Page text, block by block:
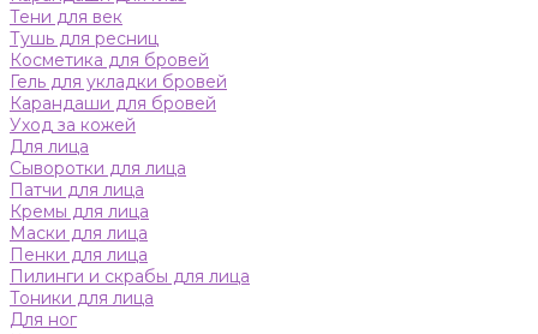
Тени для век
Тушь для ресниц
Косметика для бровей
Гель для укладки бровей
Карандаши для бровей
Уход за кожей
Для лица
Сыворотки для лица
Патчи для лица
Кремы для лица
Маски для лица
Пенки для лица
Пилинги и скрабы для лица
Тоники для лица
Для ног